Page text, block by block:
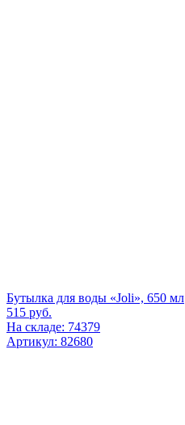
Бутылка для воды «Joli», 650 мл
515 руб.
На складе: 74379
Артикул: 82680